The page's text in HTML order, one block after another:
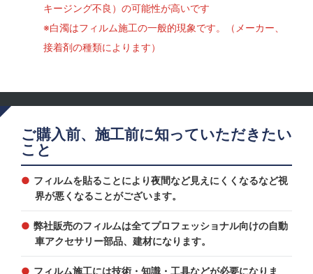
キージング不良）の可能性が高いです
※白濁はフィルム施工の一般的現象です。（メーカー、
接着剤の種類によります）
ご購入前、施工前に知っていただきたい
こと
フィルムを貼ることにより夜間など見えにくくなるなど視
界が悪くなることがございます。
弊社販売のフィルムは全てプロフェッショナル向けの自動
車アクセサリー部品、建材になります。
フィルム施工には技術・知識・工具などが必要になりま